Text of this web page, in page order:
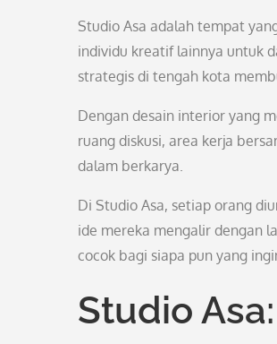
Studio Asa adalah tempat
individu kreatif lainnya untuk
strategis di tengah kota
Dengan desain interior yang
ruang diskusi, area kerja
dalam berkarya.
Di Studio Asa, setiap orang
ide mereka mengalir dengan
cocok bagi siapa pun yang
Studio